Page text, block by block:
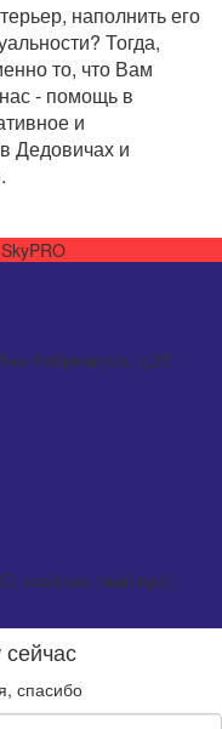
наполнить его
Тогда,
то, что Вам
- помощь в
и
Дедовичах и
SkyPRO
Фабрициуса, д.25
скайпро, скай про)
спасибо